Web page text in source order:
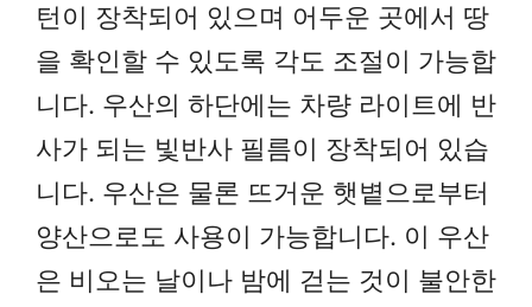
턴이 장착되어 있으며 어두운 곳에서 땅
을 확인할 수 있도록 각도 조절이 가능합
니다. 우산의 하단에는 차량 라이트에 반
사가 되는 빛반사 필름이 장착되어 있습
니다. 우산은 물론 뜨거운 햇볕으로부터
양산으로도 사용이 가능합니다. 이 우산
은 비오는 날이나 밤에 걷는 것이 불안한